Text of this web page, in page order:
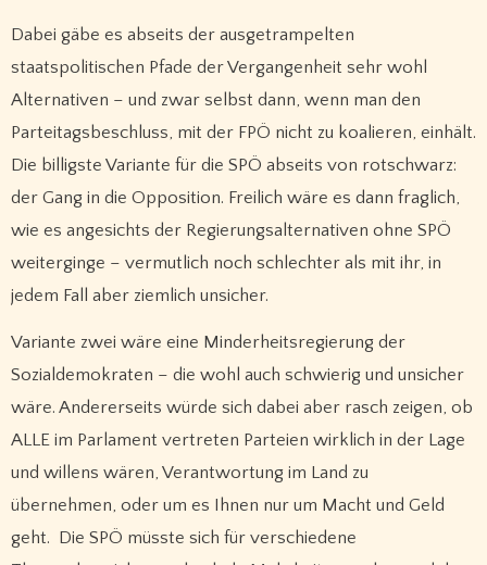
Dabei gäbe es abseits der ausgetrampelten
staatspolitischen Pfade der Vergangenheit sehr wohl
Alternativen – und zwar selbst dann, wenn man den
Parteitagsbeschluss, mit der FPÖ nicht zu koalieren, einhält.
Die billigste Variante für die SPÖ abseits von rotschwarz:
der Gang in die Opposition. Freilich wäre es dann fraglich,
wie es angesichts der Regierungsalternativen ohne SPÖ
weiterginge – vermutlich noch schlechter als mit ihr, in
jedem Fall aber ziemlich unsicher.
Variante zwei wäre eine Minderheitsregierung der
Sozialdemokraten – die wohl auch schwierig und unsicher
wäre. Andererseits würde sich dabei aber rasch zeigen, ob
ALLE im Parlament vertreten Parteien wirklich in der Lage
und willens wären, Verantwortung im Land zu
übernehmen, oder um es Ihnen nur um Macht und Geld
geht. Die SPÖ müsste sich für verschiedene